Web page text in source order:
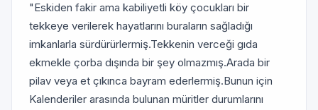
"Eskiden fakir ama kabiliyetli köy çocukları bir
tekkeye verilerek hayatlarını buraların sağladığı
imkanlarla sürdürürlermiş.Tekkenin verceği gıda
ekmekle çorba dışında bir şey olmazmış.Arada bir
pilav veya et çıkınca bayram ederlermiş.Bunun için
Kalenderiler arasında bulunan müritler durumlarını